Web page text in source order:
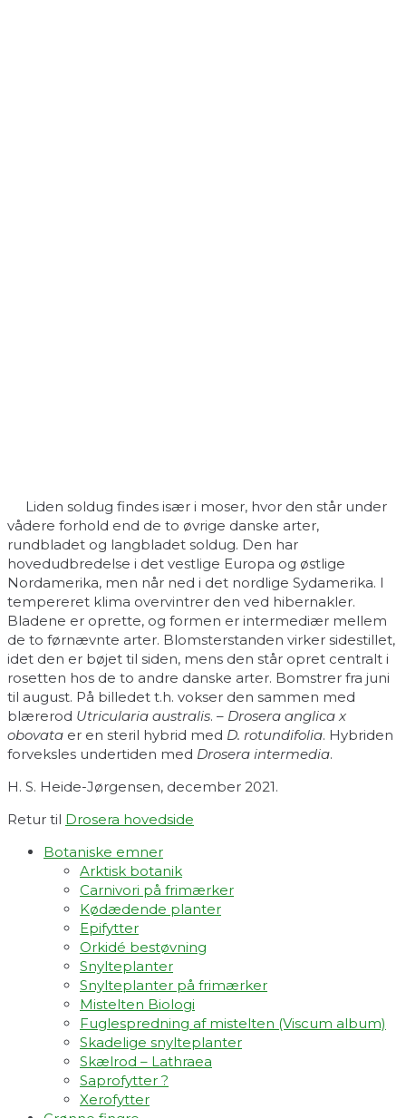
Liden soldug findes især i moser, hvor den står under
vådere forhold end de to øvrige danske arter,
rundbladet og langbladet soldug. Den har
hovedudbredelse i det vestlige Europa og østlige
Nordamerika, men når ned i det nordlige Sydamerika. I
tempereret klima overvintrer den ved hibernakler.
Bladene er oprette, og formen er intermediær mellem
de to førnævnte arter. Blomsterstanden virker sidestillet,
idet den er bøjet til siden, mens den står opret centralt i
rosetten hos de to andre danske arter. Bomstrer fra juni
til august. På billedet t.h. vokser den sammen med
blærerod Utricularia australis. – Drosera anglica x
obovata er en steril hybrid med D. rotundifolia. Hybriden
forveksles undertiden med Drosera intermedia.
H. S. Heide-Jørgensen, december 2021.
Retur til Drosera hovedside
Botaniske emner
Arktisk botanik
Carnivori på frimærker
Kødædende planter
Epifytter
Orkidé bestøvning
Snylteplanter
Snylteplanter på frimærker
Mistelten Biologi
Fuglespredning af mistelten (Viscum album)​
Skadelige snylteplanter
Skælrod – Lathraea
Saprofytter ?
Xerofytter